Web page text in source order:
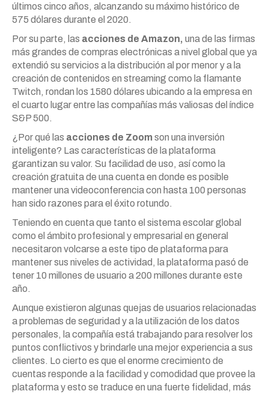
últimos cinco años, alcanzando su máximo histórico de
575 dólares durante el 2020.
Por su parte, las acciones de Amazon, una de las firmas
más grandes de compras electrónicas a nivel global que ya
extendió su servicios a la distribución al por menor y a la
creación de contenidos en streaming como la flamante
Twitch, rondan los 1580 dólares ubicando a la empresa en
el cuarto lugar entre las compañías más valiosas del índice
S&P 500.
¿Por qué las acciones de Zoomson una inversión
inteligente? Las características de la plataforma
garantizan su valor. Su facilidad de uso, así como la
creación gratuita de una cuenta en donde es posible
mantener una videoconferencia con hasta 100 personas
han sido razones para el éxito rotundo.
Teniendo en cuenta que tanto el sistema escolar global
como el ámbito profesional y empresarial en general
necesitaron volcarse a este tipo de plataforma para
mantener sus niveles de actividad, la plataforma pasó de
tener 10 millones de usuario a 200 millones durante este
año.
Aunque existieron algunas quejas de usuarios relacionadas
a problemas de seguridad y a la utilización de los datos
personales, la compañía está trabajando para resolver los
puntos conflictivos y brindarle una mejor experiencia a sus
clientes. Lo cierto es que el enorme crecimiento de
cuentas responde a la facilidad y comodidad que provee la
plataforma y esto se traduce en una fuerte fidelidad, más